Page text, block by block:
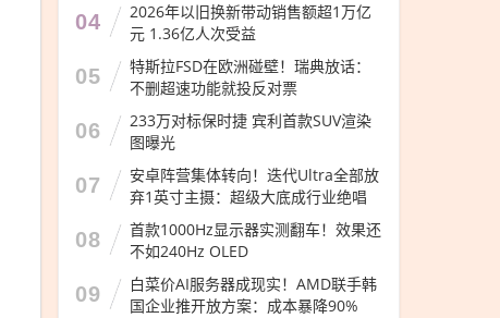
04
2026年以旧换新带动销售额超1万亿
元 1.36亿人次受益
05
特斯拉FSD在欧洲碰壁！瑞典放话：
不删超速功能就投反对票
06
233万对标保时捷 宾利首款SUV渲染
图曝光
07
安卓阵营集体转向！迭代Ultra全部放
弃1英寸主摄：超级大底成行业绝唱
08
首款1000Hz显示器实测翻车！效果还
不如240Hz OLED
09
白菜价AI服务器成现实！AMD联手韩
国企业推开放方案：成本暴降90%